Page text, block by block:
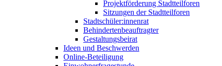
Projektförderung Stadtteilforen
Sitzungen der Stadtteilforen
Stadtschüler:innenrat
Behindertenbeauftragter
Gestaltungsbeirat
Ideen und Beschwerden
Online-Beteiligung